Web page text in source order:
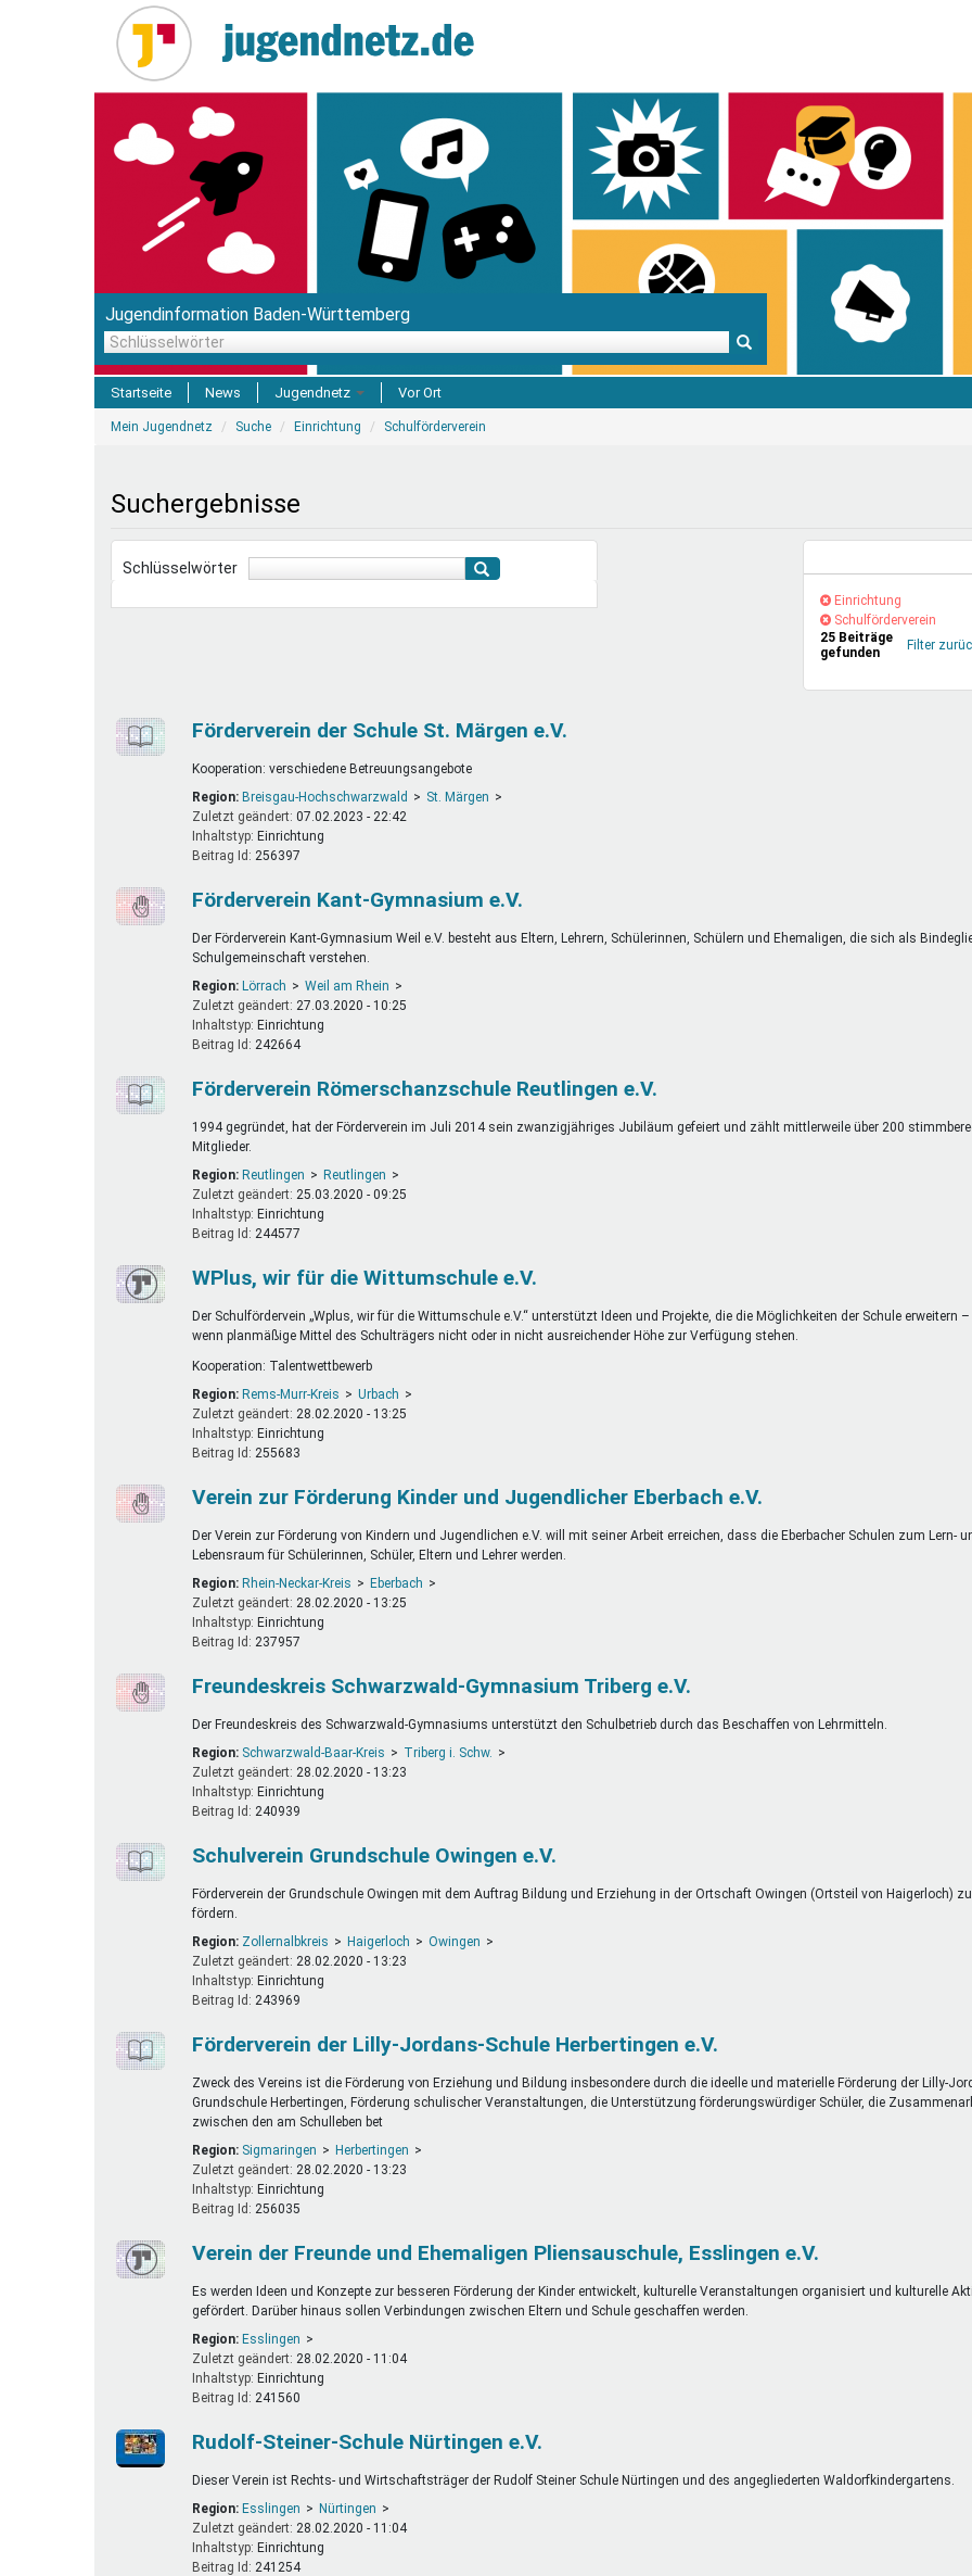
Jugendinformation Baden-Württemberg
Schlüsselwörter
Startseite News Jugendnetz
Freizeit & Reisen
Ferienfreizeiten
Umweltmentoren
Vor Ort
Sie
Mein Jugendnetz Suche Einrichtung Schulförderverein
Suchergebnisse
(-) Einrichtung-
Filter
entfernen
Einrichtung
(-) Schulförderverein-
Filter
entfernen
Schulförderverein
Filter
25 Beiträge
gefunden
Schlüsselwörter
Förderverein der Schule St. Märgen e.V.
Kooperation: verschiedene Betreuungsangebote
Region: Breisgau-Hochschwarzwald
St. Märgen
Zuletzt geändert:07.02.2023 - 22:42
Inhaltstyp:
einrichtung
Beitrag Id:256397
Förderverein Kant-Gymnasium e.V.
Der Förderverein Kant-Gymnasium Weil e.V. besteht aus Eltern, Lehrern, Schülerinnen, Schülern und Ehemaligen, die sich als
Schulgemeinschaft verstehen.
Region: Lörrach
Weil am Rhein
Zuletzt geändert:27.03.2020 - 10:25
Inhaltstyp:
einrichtung
Beitrag Id:242664
Förderverein Römerschanzschule Reutlingen e.V.
1994 gegründet, hat der Förderverein im Juli 2014 sein zwanzigjähriges Jubiläum gefeiert und zählt mittlerweile über 200
Mitglieder.
Region: Reutlingen
Reutlingen
Zuletzt geändert:25.03.2020 - 09:25
Inhaltstyp:
einrichtung
Beitrag Id:244577
WPlus, wir für die Wittumschule e.V.
Der Schulfördervein „Wplus, wir für die Wittumschule e.V.“ unterstützt Ideen und Projekte, die die Möglichkeiten der Schule erweitern
wenn planmäßige Mittel des Schulträgers nicht oder in nicht ausreichender Höhe zur Verfügung stehen.
Kooperation: Talentwettbewerb
Region: Rems-Murr-Kreis
Urbach
Zuletzt geändert:28.02.2020 - 13:25
Inhaltstyp:
einrichtung
Beitrag Id:255683
Verein zur Förderung Kinder und Jugendlicher Eberbach e.V.
Der Verein zur Förderung von Kindern und Jugendlichen e.V. will mit seiner Arbeit erreichen, dass die Eberbacher Schulen zum Lern-
Lebensraum für Schülerinnen, Schüler, Eltern und Lehrer werden.
Region: Rhein-Neckar-Kreis
Eberbach
Zuletzt geändert:28.02.2020 - 13:25
Inhaltstyp:
einrichtung
Beitrag Id:237957
Freundeskreis Schwarzwald-Gymnasium Triberg e.V.
Der Freundeskreis des Schwarzwald-Gymnasiums unterstützt den Schulbetrieb durch das Beschaffen von Lehrmitteln.
Region: Schwarzwald-Baar-Kreis
Triberg i. Schw.
Zuletzt geändert:28.02.2020 - 13:23
Inhaltstyp:
einrichtung
Beitrag Id:240939
Schulverein Grundschule Owingen e.V.
Förderverein der Grundschule Owingen mit dem Auftrag Bildung und Erziehung in der Ortschaft Owingen (Ortsteil von Haigerloch) zu
fördern.
Region: Zollernalbkreis Haigerloch
Owingen
Zuletzt geändert:28.02.2020 - 13:23
Inhaltstyp:
einrichtung
Beitrag Id:243969
Förderverein der Lilly-Jordans-Schule Herbertingen e.V.
Zweck des Vereins ist die Förderung von Erziehung und Bildung insbesondere durch die ideelle und materielle Förderung der Lilly-
Grundschule Herbertingen, Förderung schulischer Veranstaltungen, die Unterstützung förderungswürdiger Schüler, die
zwischen den am Schulleben bet
Region: Sigmaringen
Herbertingen
Zuletzt geändert:28.02.2020 - 13:23
Inhaltstyp:
einrichtung
Beitrag Id:256035
Verein der Freunde und Ehemaligen Pliensauschule, Esslingen e.V.
Es werden Ideen und Konzepte zur besseren Förderung der Kinder entwickelt, kulturelle Veranstaltungen organisiert und kulturelle
gefördert. Darüber hinaus sollen Verbindungen zwischen Eltern und Schule geschaffen werden.
Region: Esslingen
Zuletzt geändert:28.02.2020 - 11:04
Inhaltstyp:
einrichtung
Beitrag Id:241560
Rudolf-Steiner-Schule Nürtingen e.V.
Dieser Verein ist Rechts- und Wirtschaftsträger der Rudolf Steiner Schule Nürtingen und des angegliederten Waldorfkindergartens.
Region: Esslingen
Nürtingen
Zuletzt geändert:28.02.2020 - 11:04
Inhaltstyp:
einrichtung
Beitrag Id:241254